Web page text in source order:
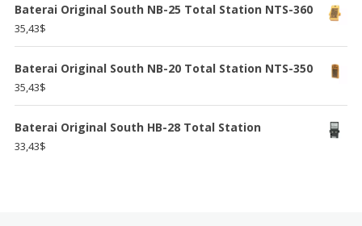
Baterai Original South NB-25 Total Station NTS-360
35,43$
Baterai Original South NB-20 Total Station NTS-350
35,43$
Baterai Original South HB-28 Total Station
33,43$